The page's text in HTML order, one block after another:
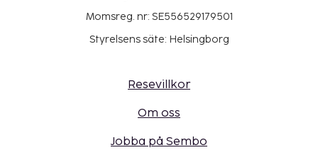
Momsreg. nr: SE556529179501
Styrelsens säte: Helsingborg
Resevillkor
Om oss
Jobba på Sembo